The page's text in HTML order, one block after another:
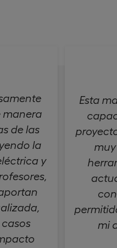
manera
de las
la
y
Esta
mi